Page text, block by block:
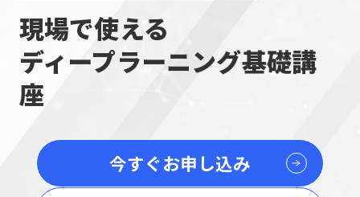
現場で使える
ディープラーニング基礎講
座
今すぐお申し込み